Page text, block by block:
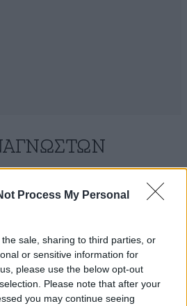
Process My Personal
sale, sharing to third parties, or
or sensitive information for
please use the below opt-out
Please note that after your
you may continue seeing
ΣΑΣ